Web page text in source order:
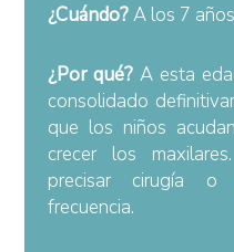
¿Cuándo?A los 7 años
¿Por qué? A esta
consolidado
que los niños
crecer los
precisar cirugía o
frecuencia.